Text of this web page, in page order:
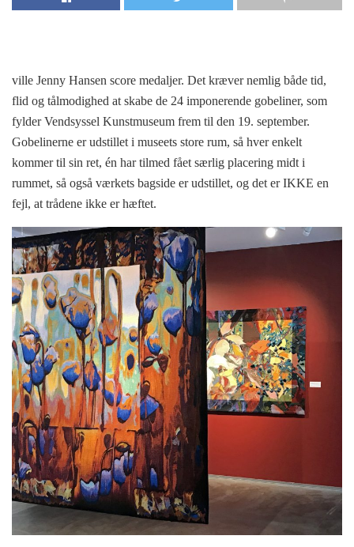
ville Jenny Hansen score medaljer. Det kræver nemlig både tid,
flid og tålmodighed at skabe de 24 imponerende gobeliner, som
fylder Vendsyssel Kunstmuseum frem til den 19. september.
Gobelinerne er udstillet i museets store rum, så hver enkelt
kommer til sin ret, én har tilmed fået særlig placering midt i
rummet, så også værkets bagside er udstillet, og det er IKKE en
fejl, at trådene ikke er hæftet.